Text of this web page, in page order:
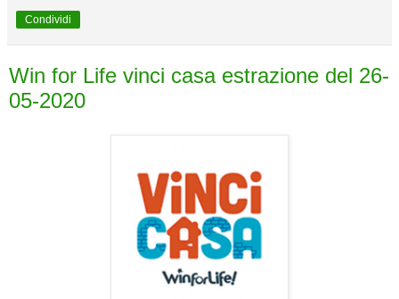
Condividi
Win for Life vinci casa estrazione del 26-
05-2020